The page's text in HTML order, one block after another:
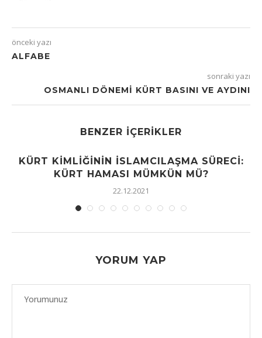
önceki yazı
ALFABE
sonraki yazı
OSMANLI DÖNEMI KÜRT BASINI VE AYDINI
BENZER İÇERIKLER
KÜRT KIMLIĞININ İSLAMCILAŞMA SÜRECI:
KÜRT HAMASI MÜMKÜN MÜ?
22.12.2021
YORUM YAP